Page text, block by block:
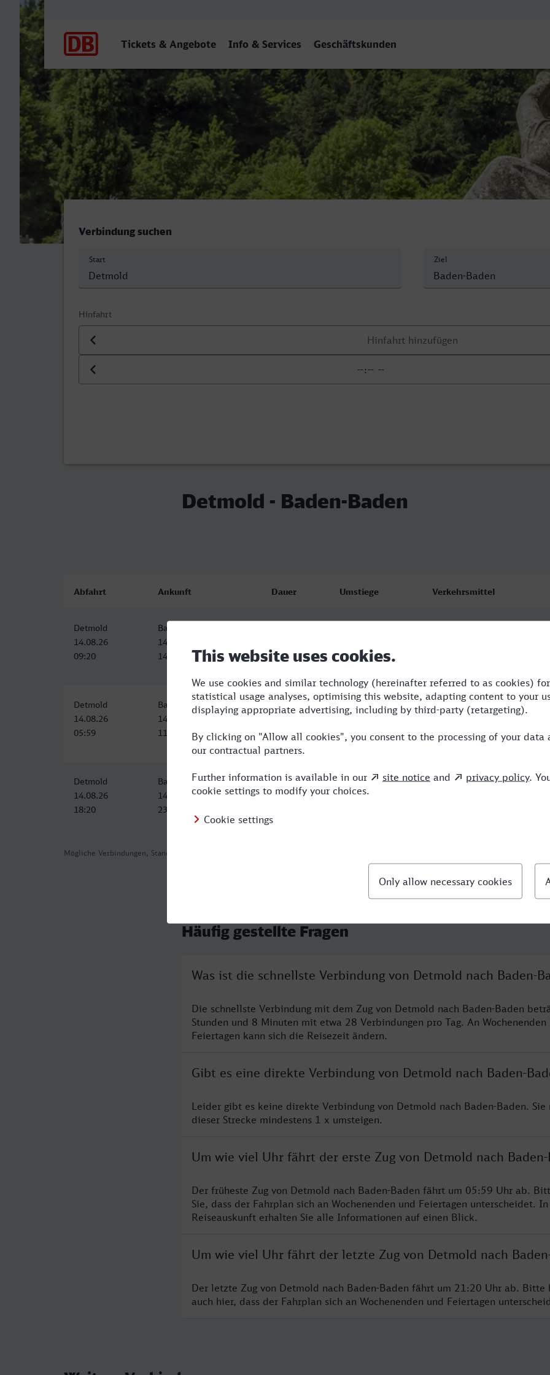
Tickets & Angebote Info & Services Geschäftskunden
Detmold - Baden-Baden
Verbindung suchen
Start Ziel
Hinfahrt
Datum der Hinfahrt
Uhrzeit der Hinfahrt
Detmold - Baden-Baden
Mögliche Verbindungen, Stand: 2026-07-31 04:43
Abfahrt Ankunft Dauer Umstiege Verkehrsmittel
Detmold
14.08.26
09:20
Baden-Baden
14.08.26
14:28
Detmold
14.08.26
05:59
Baden-Baden
14.08.26
11:18
5:19 ERB,NX,ICE
Detmold
14.08.26
18:20
Baden-Baden
14.08.26
23:34
5:14 5 RE,ERB,NX,ICE
Häufig gestellte Fragen
Was ist die schnellste Verbindung von Detmold nach Baden-
Die schnellste Verbindung mit dem Zug von Detmold nach Baden-Baden
Stunden und 8 Minuten mit etwa 28 Verbindungen pro Tag. An Wochenenden
Feiertagen kann sich die Reisezeit ändern.
Gibt es eine direkte Verbindung von Detmold nach Baden-
Leider gibt es keine direkte Verbindung von Detmold nach Baden-Baden. Sie
dieser Strecke mindestens 1 x umsteigen.
Um wie viel Uhr fährt der erste Zug von Detmold nach Baden-
Der früheste Zug von Detmold nach Baden-Baden fährt um 05:59 Uhr ab.
Sie, dass der Fahrplan sich an Wochenenden und Feiertagen unterscheidet.
Reiseauskunft erhalten Sie alle Informationen auf einen Blick.
Um wie viel Uhr fährt der letzte Zug von Detmold nach
Der letzte Zug von Detmold nach Baden-Baden fährt um 21:20 Uhr ab. Bitte
auch hier, dass der Fahrplan sich an Wochenenden und Feiertagen